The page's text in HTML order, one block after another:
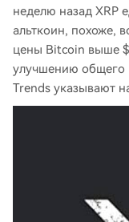
неделю назад XRP
альткоин, похоже,
цены Bitcoin выше
улучшению общего
Trends указывают